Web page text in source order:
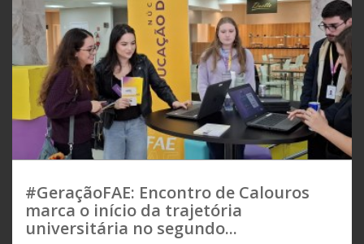
#GeraçãoFAE: Encontro de Calouros
marca o início da trajetória
universitária no segundo...